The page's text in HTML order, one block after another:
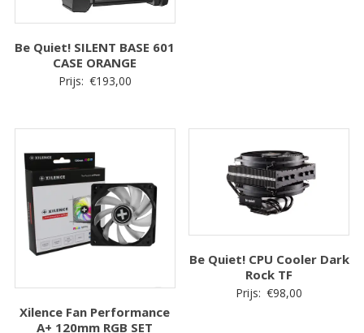
Be Quiet! SILENT BASE 601
CASE ORANGE
Prijs: €193,00
Xilence Fan Performance
A+ 120mm RGB SET
Be Quiet! CPU Cooler Dark
Rock TF
Prijs: €98,00